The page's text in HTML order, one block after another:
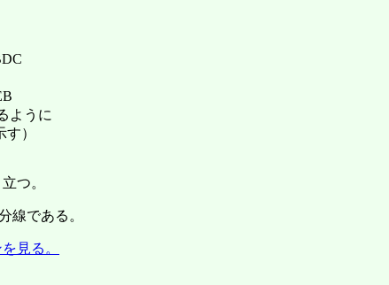
うに
）
つ。
線である。
見る。